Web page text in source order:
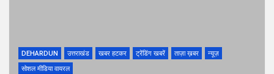
DEHARDUN उत्तराखंड खबर हटकर ट्रेंडिंग खबरें ताज़ा ख़बर
न्यूज़
सोशल मीडिया वायरल